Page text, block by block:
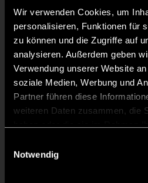
Wir verwenden Cookies, um
personalisieren, Funktionen für
zu können und die Zugriffe auf
analysieren. Außerdem geben
Verwendung unserer Website
soziale Medien, Werbung und
Partner führen diese
weiteren Daten zusammen, die
Notwendig
Maik DIENER
TW = Torwart & ETW =
Tore & Karten